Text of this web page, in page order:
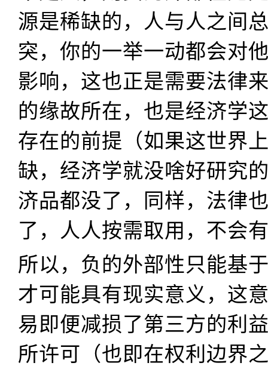
源是稀缺的，人与人之间
突，你的一举一动都会对
影响，这也正是需要法律
的缘故所在，也是经济学
存在的前提（如果这世界
缺，经济学就没啥好研究
济品都没了，同样，法律
了，人人按需取用，不会
所以，负的外部性只能基
才可能具有现实意义，这
易即便减损了第三方的利
所许可（也即在权利边界